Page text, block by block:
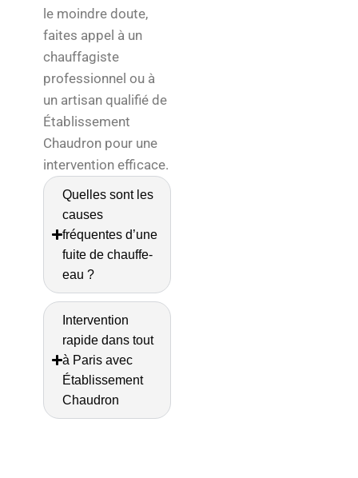
le moindre doute,
faites appel à un
chauffagiste
professionnel ou à
un artisan qualifié de
Établissement
Chaudron pour une
intervention efficace.
Quelles sont les
causes
fréquentes d’une
fuite de chauffe-
eau ?
Intervention
rapide dans tout
à Paris avec
Établissement
Chaudron